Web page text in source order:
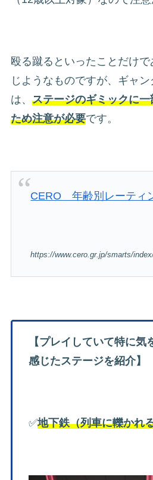
殴る蹴るといったことだけ
じようなものですが、ギャ
は、
ステージのギミックに
ため注意が必要 です。
CERO 年齢別レーティ
【プレイしていて特に気
感じたステージを紹介】
✅地下鉄（列車に轢かれ